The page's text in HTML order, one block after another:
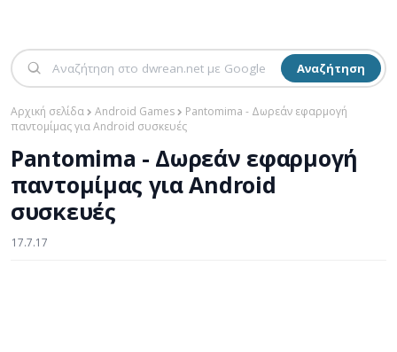
Αναζήτηση
Αρχική σελίδα Android Games
Pantomima - Δωρεάν εφαρμογή
παντομίμας για Android συσκευές
Pantomima - Δωρεάν εφαρμογή
παντομίμας για Android
συσκευές
17.7.17